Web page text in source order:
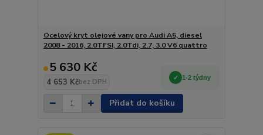
Ocelový kryt olejové vany pro Audi A5, diesel
2008 - 2016, 2.0TFSI, 2.0Tdi, 2.7, 3.0 V6 quattro
5 630 Kč
4 653 Kčbez DPH
1-2 týdny
Přidat do košíku